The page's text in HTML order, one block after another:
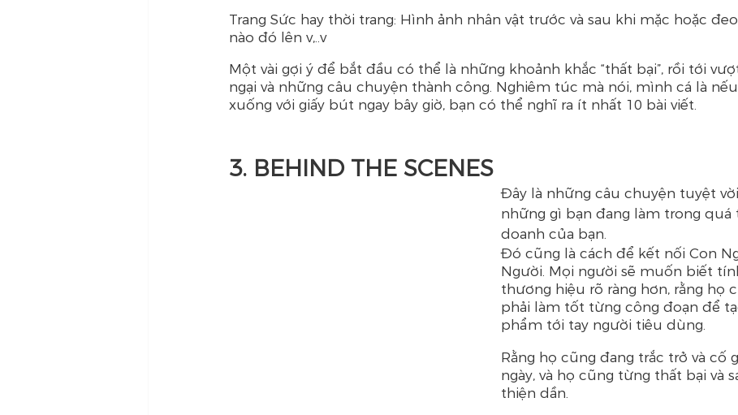
Trang Sức hay thời trang: Hình ảnh nhân vật trước và sau khi mặc hoặc
nào đó lên v,..v
Một vài gợi ý để bắt đầu có thể là những khoảnh khắc “thất bại”, rồi tới
ngại và những câu chuyện thành công. Nghiêm túc mà nói, mình cá là
xuống với giấy bút ngay bây giờ, bạn có thể nghĩ ra ít nhất 10 bài viết.
3. BEHIND THE SCENES
Đây là những câu chuyện tuyệt
những gì bạn đang làm trong quá
doanh của bạn.
Đó cũng là cách để kết nối Con
Người. Mọi người sẽ muốn biết
thương hiệu rõ ràng hơn, rằng họ
phải làm tốt từng công đoạn để
phẩm tới tay người tiêu dùng.
Rằng họ cũng đang trắc trở và cố
ngày, và họ cũng từng thất bại và
thiện dần.